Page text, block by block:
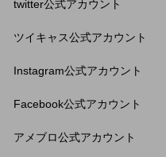
twitter公式アカウント
ツイキャス公式アカウント
Instagram公式アカウント
Facebook公式アカウント
アメブロ公式アカウント